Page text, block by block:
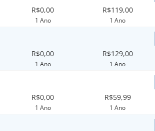
R$0,00
1 Ano
R$119,00
1 Ano
R$0,00
1 Ano
R$129,00
1 Ano
R$0,00
1 Ano
R$59,99
1 Ano